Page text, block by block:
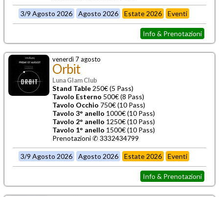
3/9 Agosto 2026 Agosto 2026 Estate 2026 Eventi
Info & Prenotazioni
venerdì 7 agosto
Orbit
Luna Glam Club
Stand Table 250€ (5 Pass)
Tavolo Esterno 500€ (8 Pass)
Tavolo Occhio 750€ (10 Pass)
Tavolo 3° anello 1000€ (10 Pass)
Tavolo 2° anello 1250€ (10 Pass)
Tavolo 1° anello 1500€ (10 Pass)
Prenotazioni ✆ 3332434799
3/9 Agosto 2026 Agosto 2026 Estate 2026 Eventi
Info & Prenotazioni